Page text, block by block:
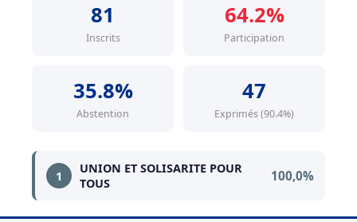
81
Inscrits
64.2%
Participation
35.8%
Abstention
47
Exprimés (90.4%)
1
UNION ET SOLISARITE POUR
TOUS
100,0%